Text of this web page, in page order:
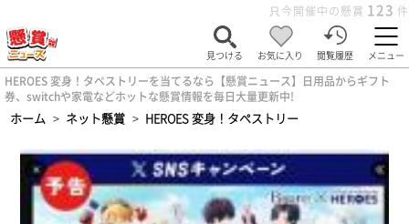
只今開催中の懸賞 123 件
見つける お気に入り 閲覧履歴 メニュー
HEROES 変身！タペストリーを当てるなら【懸賞ニュース】日用品からギフト
券、switchや家電などホットな懸賞情報を毎日大量更新中!
ホーム > ネット懸賞 > HEROES 変身！タペストリー